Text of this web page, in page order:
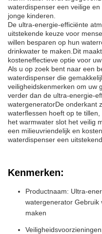
waterdispenser een veilige
jonge kinderen.
De ultra-energie-efficiënte
uitstekende keuze voor
willen besparen op hun
drinkwater te maken.Dit
kosteneffectieve optie voor
Als u op zoek bent naar een
waterdispenser die
veiligheidskenmerken om uw
verder dan de ultra-energie-
watergeneratorDe onderkant
waterflessen hoeft op te
het warmwater slot het veilig
een milieuvriendelijk en
waterdispenser een
Kenmerken:
Productnaam: Ultra-
watergenerator Gebruik
maken